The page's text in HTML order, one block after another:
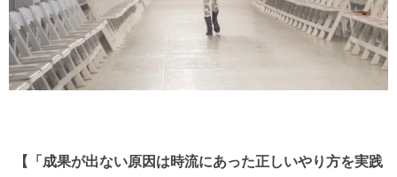
【「成果が出ない原因は時流にあった正しいやり方を実践